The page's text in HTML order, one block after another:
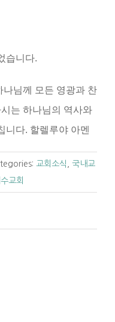
습니다.
나님께 모든 영광과 찬
는 하나님의 역사와
니다. 할렐루야 아멘
교회소식
국내교
교회